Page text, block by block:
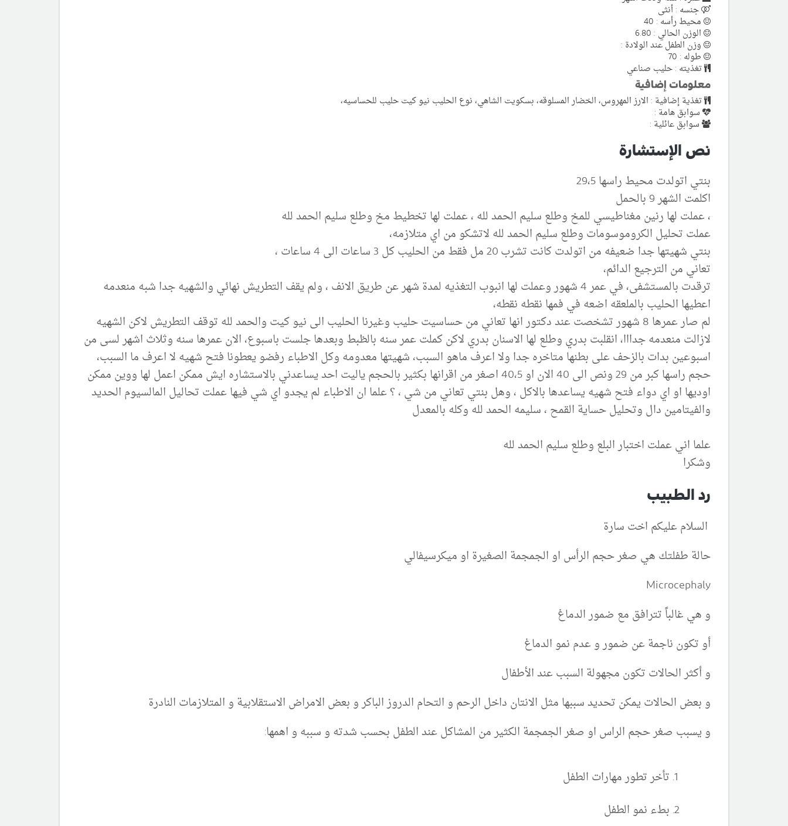
جنسه : أنثى
محيط رأسه : 40
الوزن الحالي : 6.80
وزن الطفل عند الولادة :
طوله : 70
تغذيته : حليب صناعي
معلومات إضافية
تغذية إضافية : الارز المهروس، الخضار المسلوقه، بسكويت الشاهي، نوع الحليب نيو كيت حليب للحساسيه،
سوابق هامة :
سوابق عائلية :
نص الإستشارة
بنتي اتولدت محيط راسها 29،5
اكلمت الشهر 9 بالحمل
، عملت لها رنين مغناطيسي للمخ وطلع سليم الحمد لله ، عملت لها تخطيط مخ وطلع سليم الحمد لله
عملت تحليل الكروموسومات وطلع سليم الحمد لله لاتشكو من اي متلازمه،
بنتي شهيتها جدا ضعيفه من اتولدت كانت تشرب 20 مل فقط من الحليب كل 3 ساعات الى 4 ساعات ،
تعاني من الترجيع الدائم،
ترقدت بالمستشفى، في عمر 4 شهور وعملت لها انبوب التغذيه لمدة شهر عن طريق الانف ، ولم يقف التطريش نهائي والشهيه جدا شبه منعدمه
اعطيها الحليب بالملعقه اضعه في فمها نقطه نقطه،
لم صار عمرها 8 شهور تشخصت عند دكتور انها تعاني من حساسيت حليب وغيرنا الحليب الى نيو كيت والحمد لله توقف التطريش لاكن الشهيه
لازالت منعدمه جدااا، انقلبت بدري وطلع لها الاسنان بدري لاكن كملت عمر سنه بالظبط وبعدها جلست باسبوع، الان عمرها سنه وثلاث اشهر لسى من
اسبوعين بدات بالزحف على بطنها متاخره جدا ولا اعرف ماهو السبب، شهيتها معدومه وكل الاطباء رفضو يعطونا فتح شهيه لا اعرف ما السبب،
حجم راسها كبر من 29 ونص الى 40 الان او 40،5 اصغر من اقرانها بكثير بالحجم ياليت احد يساعدني بالاستشاره ايش ممكن اعمل لها ووين ممكن
اوديها او اي دواء فتح شهيه يساعدها بالاكل ، وهل بنتي تعاني من شي ، ؟ علما ان الاطباء لم يجدو اي شي فيها عملت تحاليل المالسيوم الحديد
والفيتامين دال وتحليل حساية القمح ، سليمه الحمد لله وكله بالمعدل
علما اني عملت اختبار البلع وطلع سليم الحمد لله
وشكرا
رد الطبيب
السلام عليكم اخت سارة
حالة طفلتك هي صغر حجم الرأس او الجمجمة الصغيرة او ميكرسيفالي
Microcephaly
و هي غالباً تترافق مع ضمور الدماغ
أو تكون ناجمة عن ضمور و عدم نمو الدماغ
و أكثر الحالات تكون مجهولة السبب عند الأطفال
و بعض الحالات يمكن تحديد سببها مثل الانتان داخل الرحم و التحام الدروز الباكر و بعض الامراض الاستقلابية و المتلازمات النادرة
و يسبب صغر حجم الراس او صغر الجمجمة الكثير من المشاكل عند الطفل بحسب شدته و سببه و اهمها:
تأخر تطور مهارات الطفل
بطء نمو الطفل